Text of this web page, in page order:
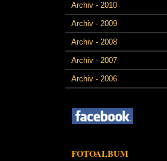
Archiv - 2010
Archiv - 2009
Archiv - 2008
Archiv - 2007
Archiv - 2006
FOTOALBUM